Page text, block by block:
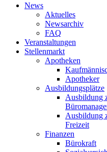
News
Aktuelles
Newsarchiv
FAQ
Veranstaltungen
Stellenmarkt
Apotheken
Apotheker
Ausbildungsplätze
Ausbildung
Ausbildung
Freizeit
Finanzen
Bürokraft